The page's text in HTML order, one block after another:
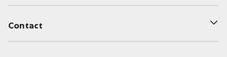
Contact